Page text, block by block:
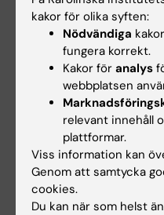
Göteborg och
Forskningen har
Barncancerfonden,
Stiftelsen för
Medförfattaren
anställd vid
annan
Stenman, har flera
listas i den
kakor för olika syften:
Nödvändiga
fungera korrekt.
Kakor för analys
webbplatsen
relevant innehåll
plattformar.
Viss information kan
Genom att samtycka
cookies.
Du kan när som helst